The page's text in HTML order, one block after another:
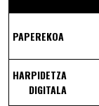
PAPEREKOA
HARPIDETZA
DIGITALA